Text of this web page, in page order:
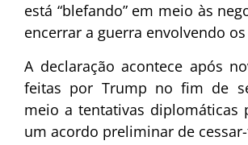
está “blefando” em meio às
encerrar a guerra envolvendo
A declaração acontece após
feitas por Trump no fim de
meio a tentativas diplomáticas
um acordo preliminar de